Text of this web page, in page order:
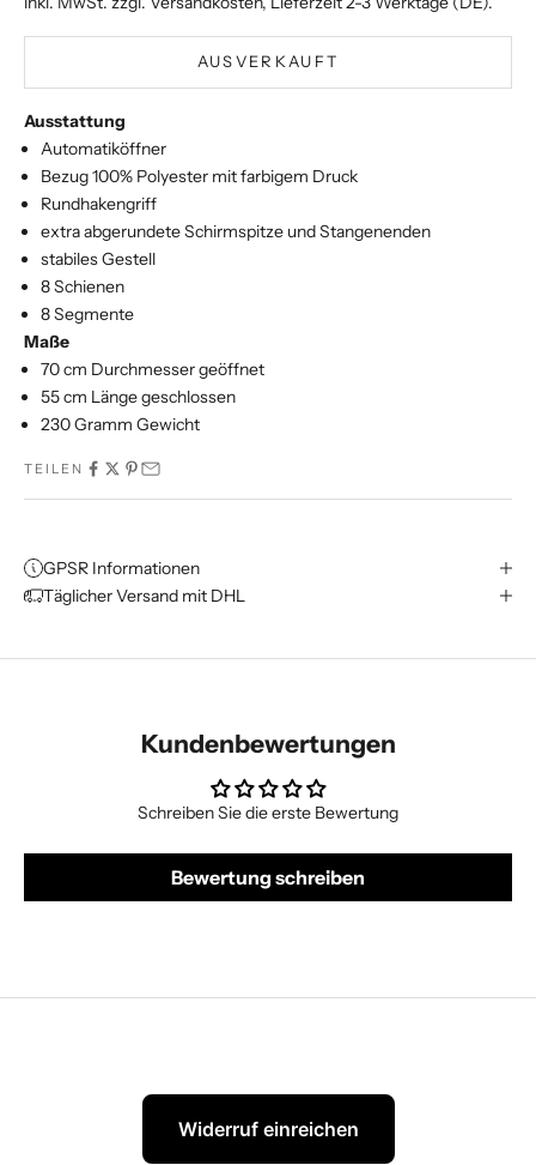
AUSVERKAUFT
Ausstattung
Automatiköffner
Bezug 100% Polyester mit farbigem Druck
Rundhakengriff
extra abgerundete Schirmspitze und Stangenenden
stabiles Gestell
8 Schienen
8 Segmente
Maße
70 cm Durchmesser geöffnet
55 cm Länge geschlossen
230 Gramm Gewicht
TEILEN
GPSR Informationen
Täglicher Versand mit DHL
Kundenbewertungen
Schreiben Sie die erste Bewertung
Bewertung schreiben
Widerruf einreichen